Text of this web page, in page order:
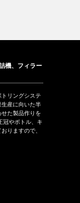
機、フィラー
リングシステ
産に向いた半
た製品作りを
冠やボトル、キ
りますので、